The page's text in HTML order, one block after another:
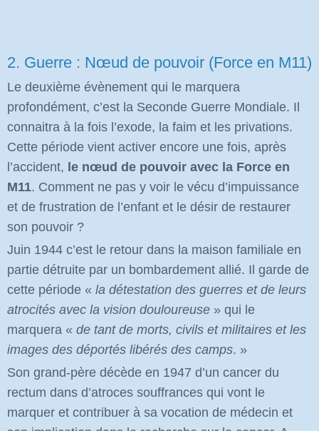
2. Guerre : Nœud de pouvoir (Force en M11)
Le deuxième évènement qui le marquera
profondément, c’est la Seconde Guerre Mondiale. Il
connaitra à la fois l’exode, la faim et les privations.
Cette période vient activer encore une fois, après
l’accident, le nœud de pouvoir avec la Force en
M11. Comment ne pas y voir le vécu d’impuissance
et de frustration de l’enfant et le désir de restaurer
son pouvoir ?
Juin 1944 c’est le retour dans la maison familiale en
partie détruite par un bombardement allié. Il garde de
cette période « la détestation des guerres et de leurs
atrocités avec la vision douloureuse » qui le
marquera « de tant de morts, civils et militaires et les
images des déportés libérés des camps. »
Son grand-père décède en 1947 d’un cancer du
rectum dans d’atroces souffrances qui vont le
marquer et contribuer à sa vocation de médecin et